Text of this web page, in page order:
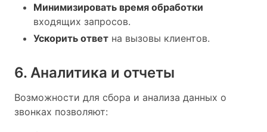
Минимизировать время обработки
входящих запросов.
Ускорить ответ на вызовы клиентов.
6. Аналитика и отчеты
Возможности для сбора и анализа данных о
звонках позволяют: